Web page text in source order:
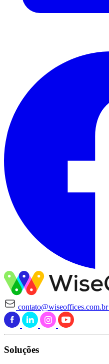
contato@wiseoffices.com.br
Soluções